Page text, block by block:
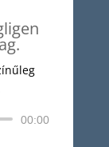
00:00